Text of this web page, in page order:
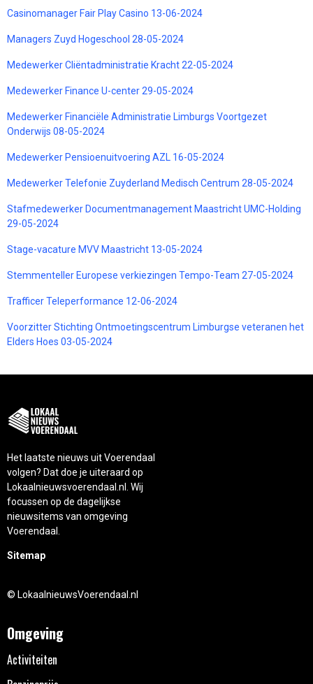
Casinomanager Fair Play Casino 13-06-2024
Managers Zuyd Hogeschool 28-05-2024
Medewerker Cliëntadministratie Kracht 22-05-2024
Medewerker Finance U-center 29-05-2024
Medewerker Financiële Administratie Limburgs Voortgezet
Onderwijs 08-05-2024
Medewerker Pensioenuitvoering AZL 16-05-2024
Medewerker Telefonie Zuyderland Medisch Centrum 28-05-2024
Stafmedewerker Documentmanagement Maastricht UMC-Holding
29-05-2024
Stage-vacature MVV Maastricht 13-05-2024
Stemmenteller Europese verkiezingen Tempo-Team 27-05-2024
Trafficer Teleperformance 12-06-2024
Voorzitter Stichting Ontmoetingscentrum Limburgse veteranen het
Elders Hoes 03-05-2024
Het laatste nieuws uit Voerendaal
volgen? Dat doe je uiteraard op
Lokaalnieuwsvoerendaal.nl. Wij
focussen op de dagelijkse
nieuwsitems van omgeving
Voerendaal.
Sitemap
© LokaalnieuwsVoerendaal.nl
Omgeving
Activiteiten